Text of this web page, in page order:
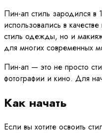
Пин-ап стиль зародился в
использовались в
стиль одежды, но и
для многих современных
Пин-ап — это не просто
фотографии и кино. Для
Как начать
Если вы хотите освоить